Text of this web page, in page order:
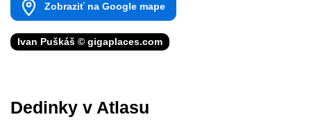
Zobraziť na Google mape
Ivan Puškáš © gigaplaces.com
Dedinky v Atlasu